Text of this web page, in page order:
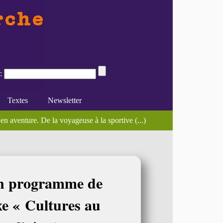
Les préoccupations sociales des femmes à (...)
du féminisme Divers En ligne
économie solidaire peut-elle être (...)
Textes
aventure. De la voyageuse à la sportive (...)
Newsletter
programme de
« Cultures au